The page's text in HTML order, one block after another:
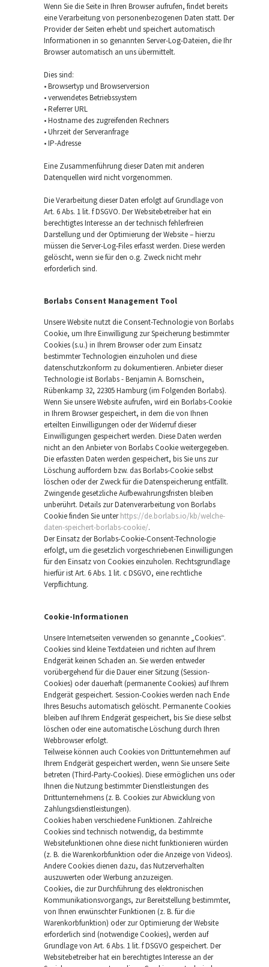
Wenn Sie die Seite in Ihren Browser aufrufen, findet bereits
eine Verarbeitung von personenbezogenen Daten statt. Der
Provider der Seiten erhebt und speichert automatisch
Informationen in so genannten Server-Log-Dateien, die Ihr
Browser automatisch an uns übermittelt.
Dies sind:
• Browsertyp und Browserversion
• verwendetes Betriebssystem
• Referrer URL
• Hostname des zugreifenden Rechners
• Uhrzeit der Serveranfrage
• IP-Adresse
Eine Zusammenführung dieser Daten mit anderen
Datenquellen wird nicht vorgenommen.
Die Verarbeitung dieser Daten erfolgt auf Grundlage von
Art. 6 Abs. 1 lit. f DSGVO. Der Websitebetreiber hat ein
berechtigtes Interesse an der technisch fehlerfreien
Darstellung und der Optimierung der Website – hierzu
müssen die Server-Log-Files erfasst werden. Diese werden
gelöscht, wenn sie für den o.g. Zweck nicht mehr
erforderlich sind.
Borlabs Consent Management Tool
Unsere Website nutzt die Consent-Technologie von Borlabs
Cookie, um Ihre Einwilligung zur Speicherung bestimmter
Cookies (s.u.) in Ihrem Browser oder zum Einsatz
bestimmter Technologien einzuholen und diese
datenschutzkonform zu dokumentieren. Anbieter dieser
Technologie ist Borlabs - Benjamin A. Bornschein,
Rübenkamp 32, 22305 Hamburg (im Folgenden Borlabs).
Wenn Sie unsere Website aufrufen, wird ein Borlabs-Cookie
in Ihrem Browser gespeichert, in dem die von Ihnen
erteilten Einwilligungen oder der Widerruf dieser
Einwilligungen gespeichert werden. Diese Daten werden
nicht an den Anbieter von Borlabs Cookie weitergegeben.
Die erfassten Daten werden gespeichert, bis Sie uns zur
Löschung auffordern bzw. das Borlabs-Cookie selbst
löschen oder der Zweck für die Datenspeicherung entfällt.
Zwingende gesetzliche Aufbewahrungsfristen bleiben
unberührt. Details zur Datenverarbeitung von Borlabs
Cookie finden Sie unterhttps://de.borlabs.io/kb/welche-
daten-speichert-borlabs-cookie/.
Der Einsatz der Borlabs-Cookie-Consent-Technologie
erfolgt, um die gesetzlich vorgeschriebenen Einwilligungen
für den Einsatz von Cookies einzuholen. Rechtsgrundlage
hierfür ist Art. 6 Abs. 1 lit. c DSGVO, eine rechtliche
Verpflichtung.
Cookie-Informationen
Unsere Internetseiten verwenden so genannte „Cookies“.
Cookies sind kleine Textdateien und richten auf Ihrem
Endgerät keinen Schaden an. Sie werden entweder
vorübergehend für die Dauer einer Sitzung (Session-
Cookies) oder dauerhaft (permanente Cookies) auf Ihrem
Endgerät gespeichert. Session-Cookies werden nach Ende
Ihres Besuchs automatisch gelöscht. Permanente Cookies
bleiben auf Ihrem Endgerät gespeichert, bis Sie diese selbst
löschen oder eine automatische Löschung durch Ihren
Webbrowser erfolgt.
Teilweise können auch Cookies von Drittunternehmen auf
Ihrem Endgerät gespeichert werden, wenn Sie unsere Seite
betreten (Third-Party-Cookies). Diese ermöglichen uns oder
Ihnen die Nutzung bestimmter Dienstleistungen des
Drittunternehmens (z. B. Cookies zur Abwicklung von
Zahlungsdienstleistungen).
Cookies haben verschiedene Funktionen. Zahlreiche
Cookies sind technisch notwendig, da bestimmte
Websitefunktionen ohne diese nicht funktionieren würden
(z. B. die Warenkorbfunktion oder die Anzeige von Videos).
Andere Cookies dienen dazu, das Nutzerverhalten
auszuwerten oder Werbung anzuzeigen.
Cookies, die zur Durchführung des elektronischen
Kommunikationsvorgangs, zur Bereitstellung bestimmter,
von Ihnen erwünschter Funktionen (z. B. für die
Warenkorbfunktion) oder zur Optimierung der Website
erforderlich sind (notwendige Cookies), werden auf
Grundlage von Art. 6 Abs. 1 lit. f DSGVO gespeichert. Der
Websitebetreiber hat ein berechtigtes Interesse an der